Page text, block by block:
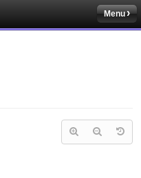
Menu
북5
5